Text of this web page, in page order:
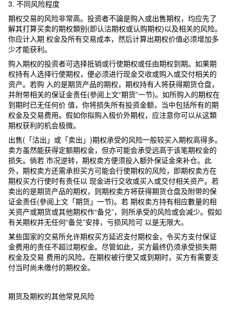
3. 不同风险程度
期权交易的风险非常高。投资者不論是购入或出售期权，均应先了
解其打算买卖的期权類别(即认沽期权或认购期权)以及相关的风险。
你应计入期 权金及所有交易成本，然后计算出期权价值必须增加多
少才能获利。
购入期权的投资者可选择抵销或行使期权或任由期权到期。如果期
权持有人选择行使期权，便必须进行现金交收或购入或交付相关的
资产。若购 入的是期货产品的期权，期权持有人将获得期货仓盘，
并附带相关的保证金责任(參阅上文“期货”一节)。如所购入的期权在
到期时已无任何价 值，你将损失所有投资金额，当中包括所有的期
权金及交易费用。假如你拟购入极价外期权，应注意你可以从这類
期权获利的机会极微。
出售(「沽出」或「卖出」)期权承受的风险一般较买入期权高得多。
卖方虽然能获得定额期权金，但亦可能会承受远高于该笔期权金的
损失。倘若 市况逆转，期权卖方便须投入额外保证金來补仓。此
外，期权卖方还需承担买方可能会行使期权的风险，即期权卖方在
期权买方行使时有责任以 现金进行交收或买入或交付相关资产。若
卖出的是期货产品的期权，则期权卖方将获得期货仓盘及附带的保
证金责任(參阅上文「期货」一节)。若 期权卖方持有相应數量的相
关资产或期货或其他期权作“备兑”，则所承受的风险或会减少。假如
有关期权并无任何“备兑”安排，亏损风险可 以是无限大。
某些国家的交易所允许期权买方延迟支付期权金，令买方支付保证
金费用的责任不超过期权金。尽管如此，买方最终仍须承受损失期
权金及交易 费用的风险。在期权被行使又或到期时，买方有需要支
付当时尚未缴付的期权金。
期货及期权的其他常見风险